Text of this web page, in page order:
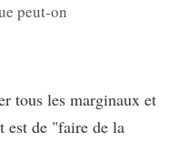
peut-on
tous les marginaux et
est de "faire de la